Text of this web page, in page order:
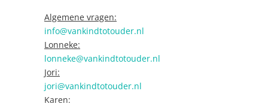
Algemene vragen:
info@vankindtotouder.nl
Lonneke:
lonneke@vankindtotouder.nl
Jori:
jori@vankindtotouder.nl
Karen: